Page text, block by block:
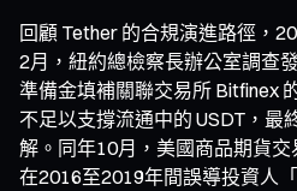
回顧 Tether 的合規演進路徑，
2月，紐約總檢察長辦公室調查
準備金填補關聯交易所 Bitfinex
不足以支撐流通中的 USDT，最
解。同年10月，美國商品期貨
在2016至2019年間誤導投資人